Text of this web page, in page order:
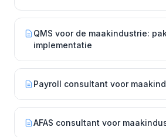
QMS voor de maakindustrie:
implementatie
Payroll consultant voor
AFAS consultant voor